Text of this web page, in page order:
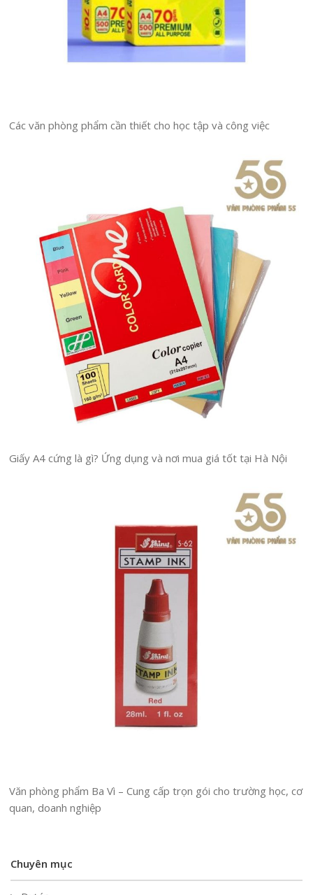
Các văn phòng phẩm cần thiết cho học tập và công việc
Giấy A4 cứng là gì? Ứng dụng và nơi mua giá tốt tại Hà Nội
Văn phòng phẩm Ba Vì – Cung cấp trọn gói cho trường học, cơ
quan, doanh nghiệp
Chuyên mục